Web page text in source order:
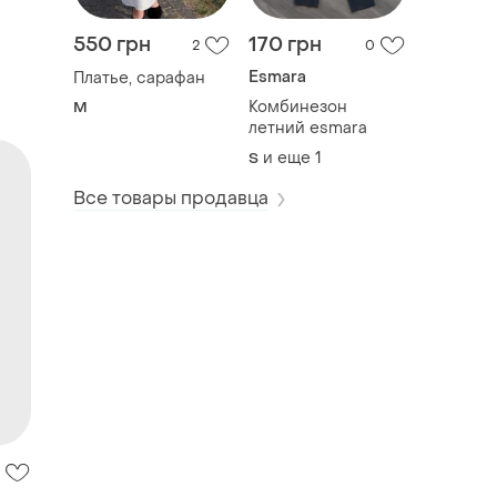
550 грн 2
Платье, сарафан
M
170 грн 0
Esmara
Комбинезон
летний esmara
S и еще 1
Все товары продавца